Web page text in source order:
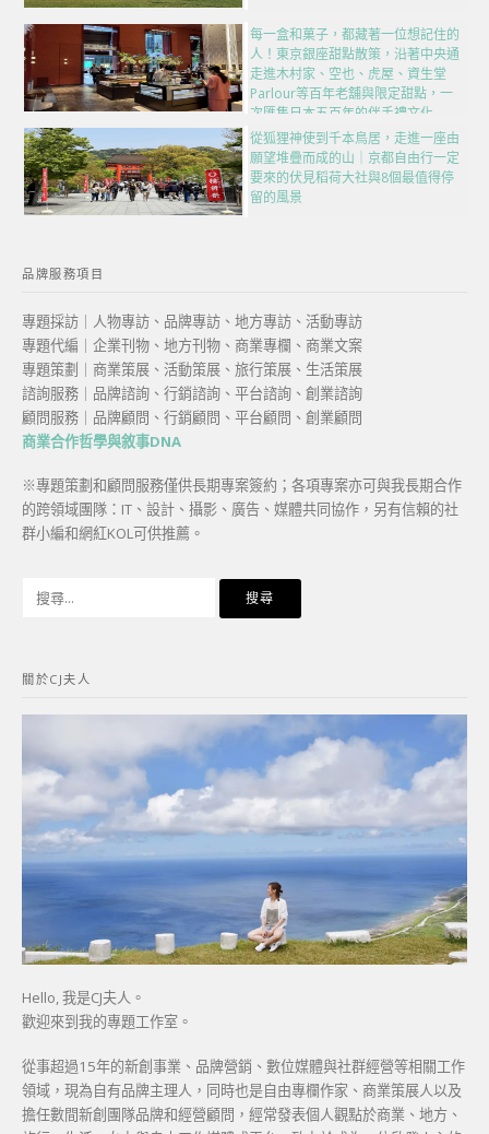
每一盒和菓子，都藏著一位想記住的
人！東京銀座甜點散策，沿著中央通
走進木村家、空也、虎屋、資生堂
Parlour等百年老舖與限定甜點，一
次匯集日本五百年的伴手禮文化
從狐狸神使到千本鳥居，走進一座由
願望堆疊而成的山｜京都自由行一定
要來的伏見稻荷大社與8個最值得停
留的風景
品牌服務項目
專題採訪｜人物專訪、品牌專訪、地方專訪、活動專訪
專題代編｜企業刊物、地方刊物、商業專欄、商業文案
專題策劃｜商業策展、活動策展、旅行策展、生活策展
諮詢服務｜品牌諮詢、行銷諮詢、平台諮詢、創業諮詢
顧問服務｜品牌顧問、行銷顧問、平台顧問、創業顧問
商業合作哲學與敘事DNA
※專題策劃和顧問服務僅供長期專案簽約；各項專案亦可與我長期合作
的跨領域團隊：IT、設計、攝影、廣告、媒體共同協作，另有信賴的社
群小編和網紅KOL可供推薦。
字:
關於CJ夫人
Hello, 我是CJ夫人。
歡迎來到我的專題工作室。
從事超過15年的新創事業、品牌營銷、數位媒體與社群經營等相關工作
領域，現為自有品牌主理人，同時也是自由專欄作家、商業策展人以及
擔任數間新創團隊品牌和經營顧問，經常發表個人觀點於商業、地方、